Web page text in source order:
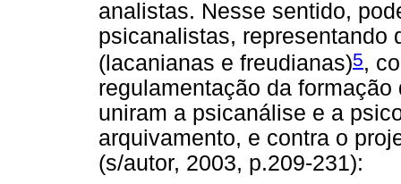
analistas. Nesse sentido,
psicanalistas,
(lacanianas e freudianas)5,
regulamentação da
uniram a psicanálise e a
arquivamento, e contra o
(s/autor, 2003, p.209-231):